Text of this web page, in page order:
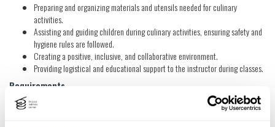
Preparing and organizing materials and utensils needed for culinary
activities.
Assisting and guiding children during culinary activities, ensuring safety and
hygiene rules are followed.
Creating a positive, inclusive, and collaborative environment.
Providing logistical and educational support to the instructor during classes.
Requirements
Do you identify with the following charateristics?